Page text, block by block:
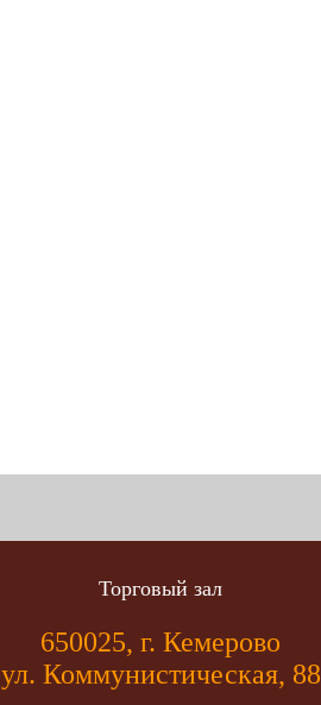
Торговый зал
650025, г. Кемерово
ул. Коммунистическая, 88